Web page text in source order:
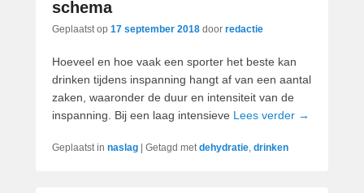
schema
Geplaatst op 17 september 2018 door redactie
Hoeveel en hoe vaak een sporter het beste kan
drinken tijdens inspanning hangt af van een aantal
zaken, waaronder de duur en intensiteit van de
inspanning. Bij een laag intensieve Lees verder →
Geplaatst in naslag Getagd met dehydratie, drinken